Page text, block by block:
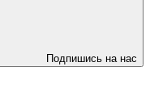
Подпишись на нас